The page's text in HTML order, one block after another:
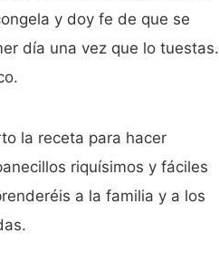
y doy fe de que se
día una vez que lo tuestas.
la receta para hacer
riquísimos y fáciles
a la familia y a los